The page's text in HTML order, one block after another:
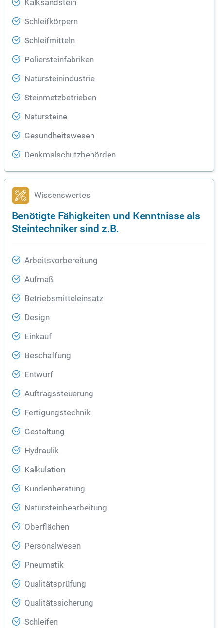
Kalksandstein
Schleifkörpern
Schleifmitteln
Poliersteinfabriken
Natursteinindustrie
Steinmetzbetrieben
Natursteine
Gesundheitswesen
Denkmalschutzbehörden
Wissenswertes
Benötigte Fähigkeiten und Kenntnisse als
Steintechniker sind z.B.
Arbeitsvorbereitung
Aufmaß
Betriebsmitteleinsatz
Design
Einkauf
Beschaffung
Entwurf
Auftragssteuerung
Fertigungstechnik
Gestaltung
Hydraulik
Kalkulation
Kundenberatung
Natursteinbearbeitung
Oberflächen
Personalwesen
Pneumatik
Qualitätsprüfung
Qualitätssicherung
Schleifen